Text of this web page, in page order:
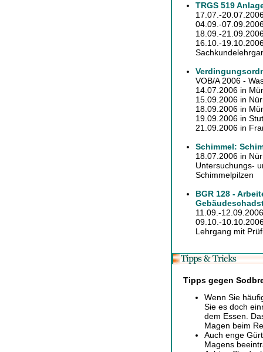
TRGS 519
17.07.-
04.09.-
18.09.-
16.10.-
VOB/A 2006 -
14.07.2006 in
15.09.2006 in
18.09.2006 in
19.09.2006 in
21.09.2006 in
Schimmel:
18.07.2006 in
Untersuchungs-
Schimmelpilzen
BGR 128 -
11.09.-
09.10.-
Lehrgang mit
Tipps gegen
Wenn Sie
Sie es doch
dem Essen.
Magen beim
Auch enge
Magens